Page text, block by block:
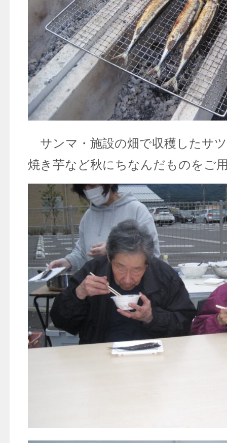
サンマ・施設の畑で収穫したサ
焼き芋など秋にちなんだものをご